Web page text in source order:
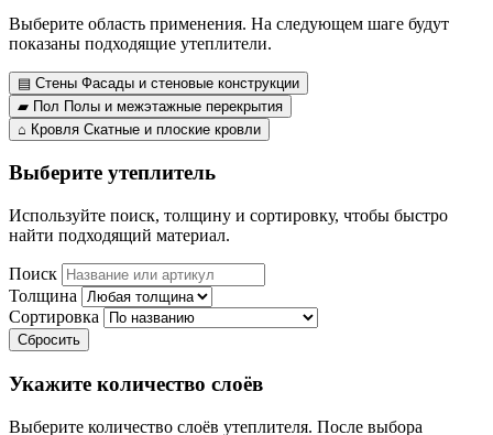
Выберите область применения. На следующем шаге будут
показаны подходящие утеплители.
▤ Стены Фасады и стеновые конструкции
▰ Пол Полы и межэтажные перекрытия
⌂ Кровля Скатные и плоские кровли
Выберите утеплитель
Используйте поиск, толщину и сортировку, чтобы быстро
найти подходящий материал.
Поиск
Толщина
Сортировка
Сбросить
Укажите количество слоёв
Выберите количество слоёв утеплителя. После выбора